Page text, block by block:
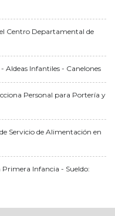
Centro Departamental de
Aldeas Infantiles - Canelones
Personal para Portería y
Servicio de Alimentación en
Infancia - Sueldo: